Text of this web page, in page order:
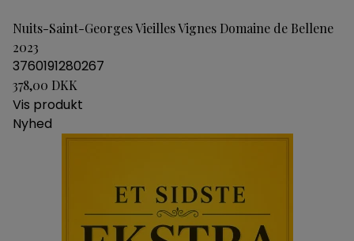
Nuits-Saint-Georges Vieilles Vignes Domaine de Bellene
2023
3760191280267
378,00 DKK
Vis produkt
Nyhed